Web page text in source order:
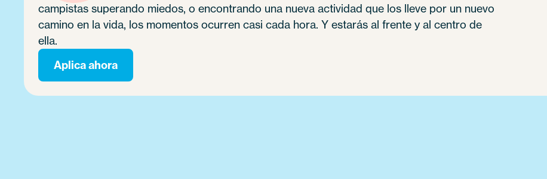
campistas superando miedos, o encontrando una nueva actividad que los lleve por un nuevo
camino en la vida, los momentos ocurren casi cada hora. Y estarás al frente y al centro de
ella.
Aplica ahora